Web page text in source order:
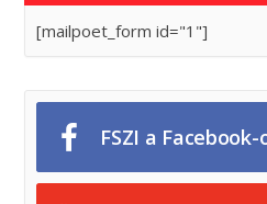
[mailpoet_form id="1"]
FSZI a Facebook-